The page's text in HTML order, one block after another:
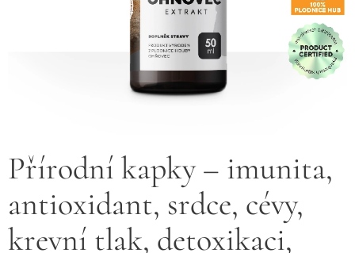
Přírodní kapky – imunita,
antioxidant, srdce, cévy,
krevní tlak, detoxikaci,